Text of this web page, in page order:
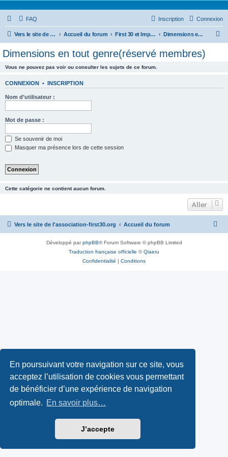
En poursuivant votre navigation sur ce site, vous
acceptez l’utilisation de cookies vous permettant
de bénéficier d’une expérience de navigation
optimale. En savoir plus…
J’accepte
FAQ Connexion
Inscription
Vers le site de l'association-first30.org Accueil du forum First 30 et Impensable : Technique Dimensions en tout genre(réservé membres)
Dimensions en tout genre(réservé membres)
Vous ne pouvez pas voir ou consulter les sujets de ce forum.
CONNEXION • INSCRIPTION
Nom d’utilisateur :
Mot de passe :
Se souvenir de moi
Masquer ma présence lors de cette session
Cette catégorie ne contient aucun forum.
Aller
Vers le site de l'association-first30.org Accueil du forum
Développé parphpBB® Forum Software © phpBB Limited
Traduction française officielle ©Qiaeru
Confidentialité | Conditions